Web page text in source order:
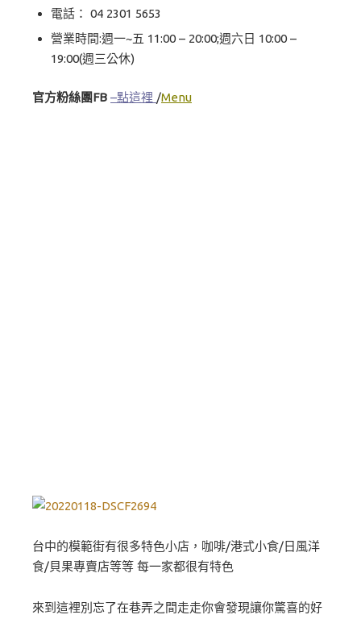
電話： 04 2301 5653
營業時間:週一~五 11:00 – 20:00;週六日 10:00 –
19:00(週三公休)
官方粉絲團FB –點這裡 /Menu
台中的模範街有很多特色小店，咖啡/港式小食/日風洋
食/貝果專賣店等等 每一家都很有特色
來到這裡別忘了在巷弄之間走走你會發現讓你驚喜的好